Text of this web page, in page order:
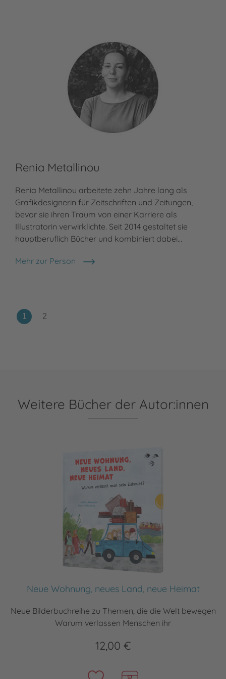
Renia Metallinou
Renia Metallinou arbeitete zehn Jahre lang als
Grafikdesignerin für Zeitschriften und Zeitungen,
bevor sie ihren Traum von einer Karriere als
Illustratorin verwirklichte. Seit 2014 gestaltet sie
hauptberuflich Bücher und kombiniert dabei…
Mehr zur Person
Renia Metallinou
Weitere Bücher der Autor:innen
Neue Wohnung, neues Land, neue Heimat
Neue Bilderbuchreihe zu Themen, die die Welt bewegen
Warum verlassen Menschen ihr
12,00 €